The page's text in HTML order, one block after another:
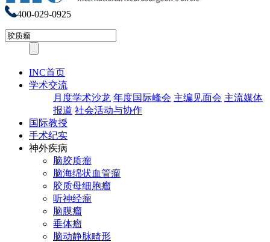
400-029-0925
INC首页
学术交流
月度学术沙龙 年度国际峰会 主编见面会 主流媒体
报道 社会活动与协作
国际教授
手术纪实
神外疾病
脑胶质瘤
脑海绵状血管瘤
胶质母细胞瘤
听神经瘤
脑膜瘤
垂体瘤
脑动静脉畸形